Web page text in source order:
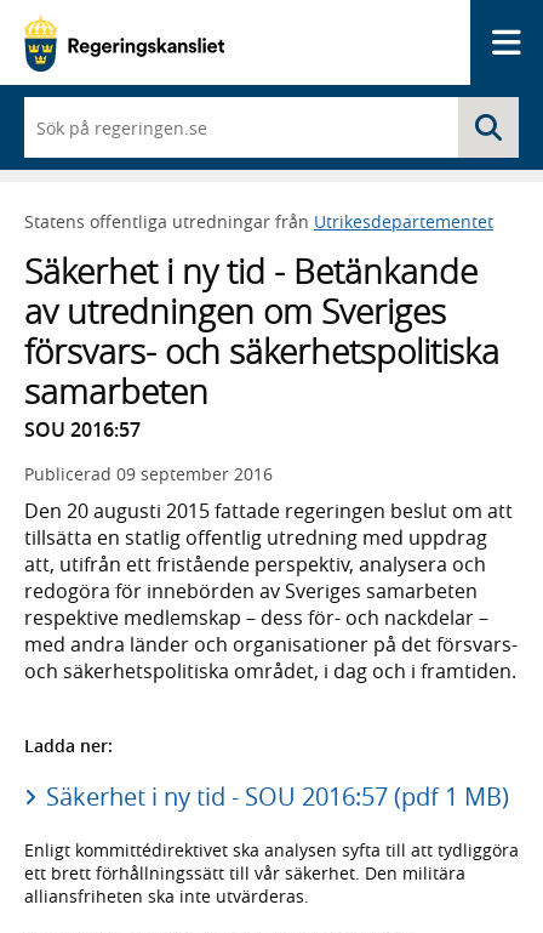
du
börjar
skriva
framträder
lista
med
sökförslag
Statens offentliga utredningar från Utrikesdepartementet
Säkerhet i ny tid - Betänkande
av utredningen om Sveriges
försvars- och säkerhetspolitiska
samarbeten
SOU 2016:57
Publicerad 09 september 2016
Den 20 augusti 2015 fattade regeringen beslut om att
tillsätta en statlig offentlig utredning med uppdrag
att, utifrån ett fristående perspektiv, analysera och
redogöra för innebörden av Sveriges samarbeten
respektive medlemskap – dess för- och nackdelar –
med andra länder och organisationer på det försvars-
och säkerhetspolitiska området, i dag och i framtiden.
Ladda ner:
Säkerhet i ny tid - SOU 2016:57 (pdf 1 MB)
Enligt kommittédirektivet ska analysen syfta till att tydliggöra
ett brett förhållningssätt till vår säkerhet. Den militära
alliansfriheten ska inte utvärderas.